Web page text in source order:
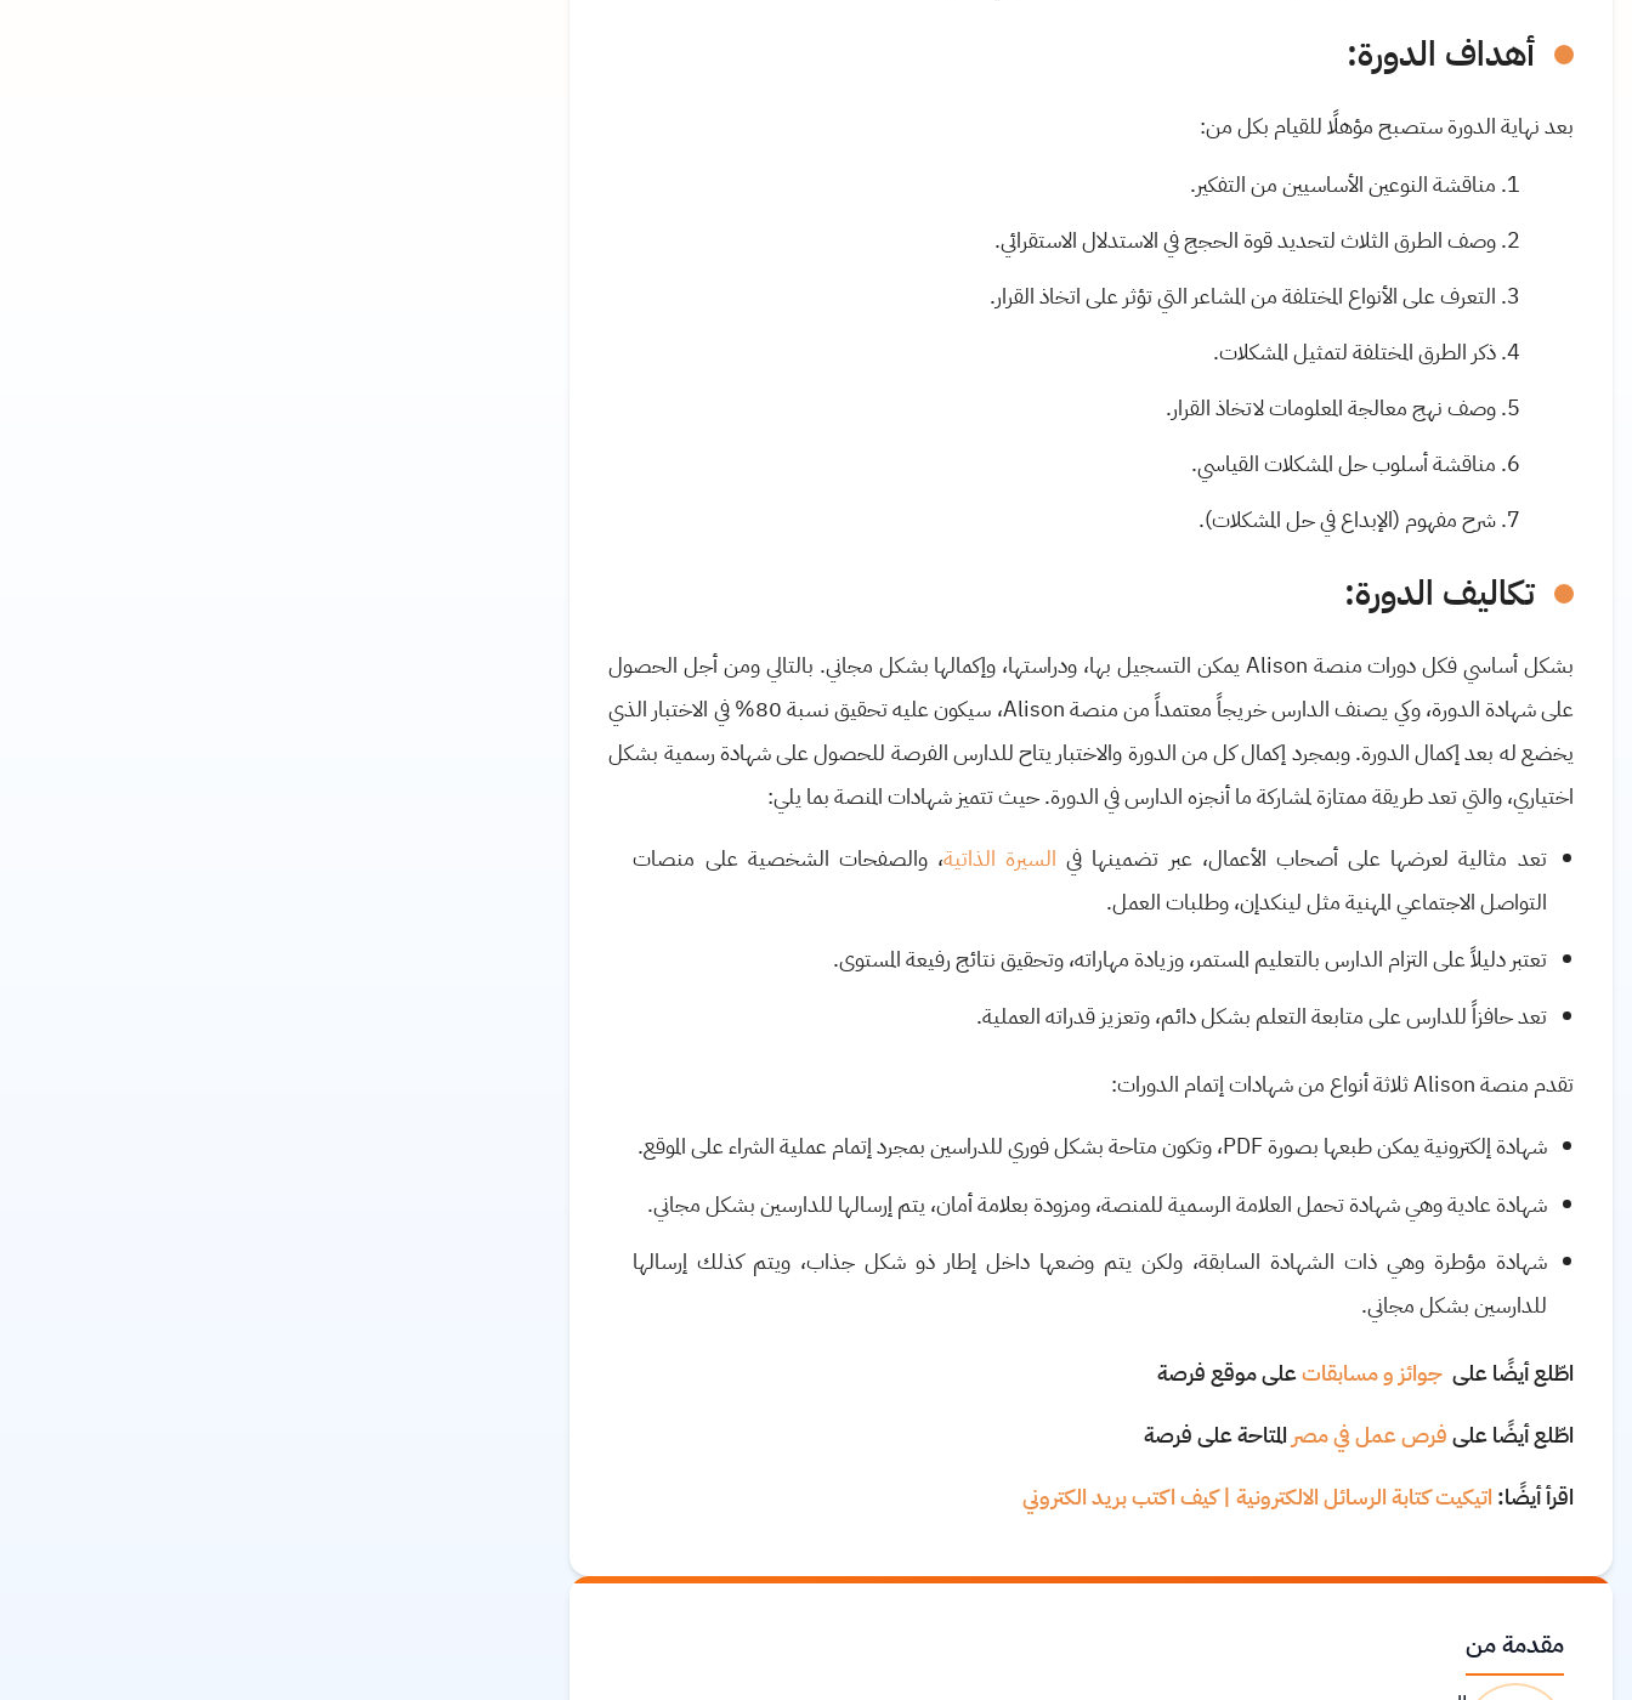
أهداف الدورة:
بعد نهاية الدورة ستصبح مؤهلًا للقيام بكل من:
مناقشة النوعين الأساسيين من التفكير.
وصف الطرق الثلاث لتحديد قوة الحجج في الاستدلال الاستقرائي.
التعرف على الأنواع المختلفة من المشاعر التي تؤثر على اتخاذ القرار.
ذكر الطرق المختلفة لتمثيل المشكلات.
وصف نهج معالجة المعلومات لاتخاذ القرار.
مناقشة أسلوب حل المشكلات القياسي.
شرح مفهوم (الإبداع في حل المشكلات).
تكاليف الدورة:
بشكل أساسي فكل دورات منصة Alison يمكن التسجيل بها، ودراستها، وإكمالها بشكل مجاني. بالتالي ومن أجل الحصول
على شهادة الدورة، وكي يصنف الدارس خريجاً معتمداً من منصةAlison
، سيكون عليه تحقيق نسبة 80% في الاختبار الذي
يخضع له بعد إكمال الدورة. وبمجرد إكمال كل من الدورة والاختبار يتاح للدارس الفرصة للحصول على شهادة رسمية بشكل
اختياري، والتي تعد طريقة ممتازة لمشاركة ما أنجزه الدارس في الدورة. حيث تتميز شهادات المنصة بما يلي:
تعد مثالية لعرضها على أصحاب الأعمال، عبر تضمينها في السيرة الذاتية، والصفحات الشخصية على منصات
التواصل الاجتماعي المهنية مثل لينكدإن، وطلبات العمل.
تعتبر دليلاً على التزام الدارس بالتعليم المستمر، وزيادة مهاراته، وتحقيق نتائج رفيعة المستوى.
تعد حافزاً للدارس على متابعة التعلم بشكل دائم، وتعزيز قدراته العملية.
تقدم منصةAlisonثلاثة أنواع من شهادات إتمام الدورات:
شهادة إلكترونية يمكن طبعها بصورةPDF، وتكون متاحة بشكل فوري للدراسين بمجرد إتمام عملية الشراء على الموقع.
شهادة عادية وهي شهادة تحمل العلامة الرسمية للمنصة، ومزودة بعلامة أمان، يتم إرسالها للدارسين بشكل مجاني.
شهادة مؤطرة وهي ذات الشهادة السابقة، ولكن يتم وضعها داخل إطار ذو شكل جذاب، ويتم كذلك إرسالها
للدارسين بشكل مجاني.
اطّلع أيضًا على جوائز و مسابقاتعلى موقع فرصة
اطّلع أيضًا علىفرص عمل في مصر المتاحة على فرصة
اقرأ أيضًا: اتيكيت كتابة الرسائل الالكترونية | كيف اكتب بريد الكتروني
مقدمة من